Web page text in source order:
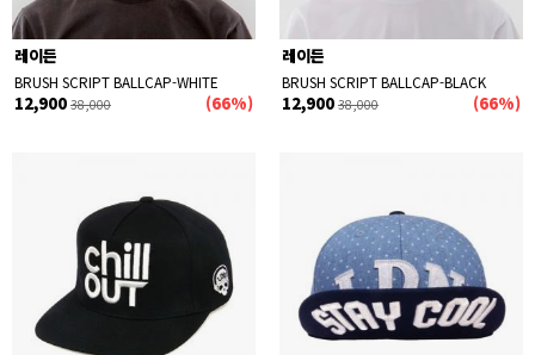
레이든
BRUSH SCRIPT BALLCAP-WHITE
12,900 38,000 (66%)
레이든
BRUSH SCRIPT BALLCAP-BLACK
12,900 38,000 (66%)